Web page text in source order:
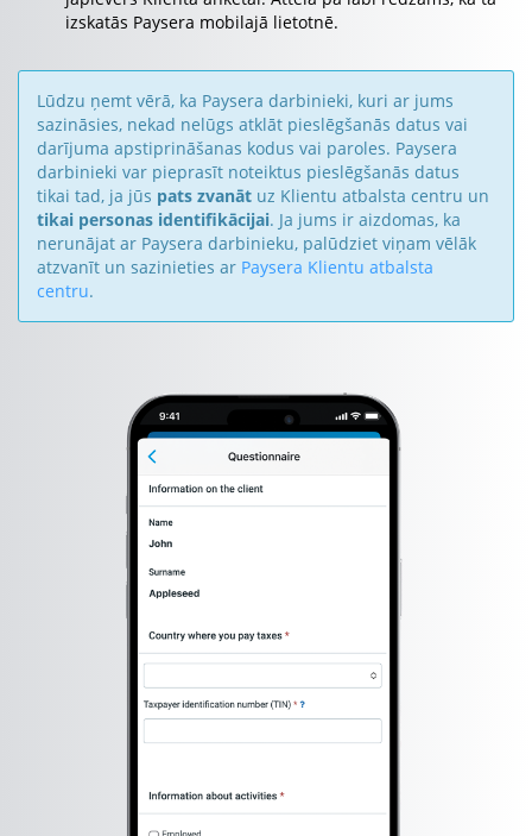
izskatās Paysera mobilajā lietotnē.
Lūdzu ņemt vērā, ka Paysera darbinieki, kuri ar jums
sazināsies, nekad nelūgs atklāt pieslēgšanās datus vai
darījuma apstiprināšanas kodus vai paroles. Paysera
darbinieki var pieprasīt noteiktus pieslēgšanās datus
tikai tad, ja jūs pats zvanāt uz Klientu atbalsta centru un
tikai personas identifikācijai. Ja jums ir aizdomas, ka
nerunājat ar Paysera darbinieku, palūdziet viņam vēlāk
atzvanīt un sazinieties ar Paysera Klientu atbalsta
centru.